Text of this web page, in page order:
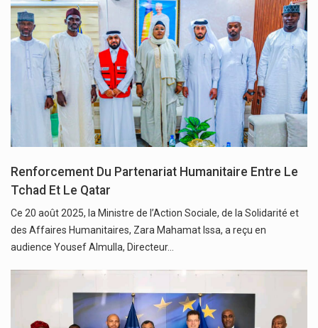
Renforcement Du Partenariat Humanitaire Entre Le
Tchad Et Le Qatar
Ce 20 août 2025, la Ministre de l’Action Sociale, de la Solidarité et
des Affaires Humanitaires, Zara Mahamat Issa, a reçu en
audience Yousef Almulla, Directeur…